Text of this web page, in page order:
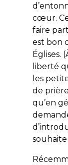
cœur.
faire
est bon
Églises.
liberté
les
de
qu’en